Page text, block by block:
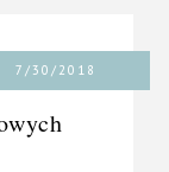
7/30/2018